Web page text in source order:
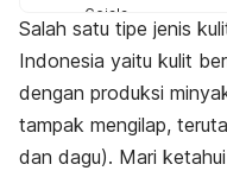
Gejala
Penyebab
Faktor risiko
Pengobatan
Pencegahan
Salah satu tipe jenis
Indonesia yaitu kulit
dengan produksi
tampak mengilap,
dan dagu). Mari